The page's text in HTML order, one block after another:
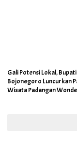
Gali Potensi Lokal, Bupati
Bojonegoro Luncurkan
Wisata Padangan